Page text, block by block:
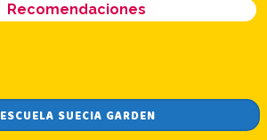
Recomendaciones
ESCUELA SUECIA GARDEN